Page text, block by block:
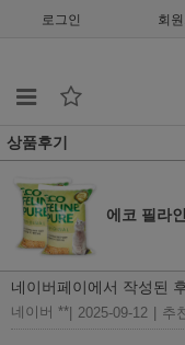
로그인 회
상품후기
에코 필라
네이버페이에서 작성된
네이버 ** 2025-09-12 추